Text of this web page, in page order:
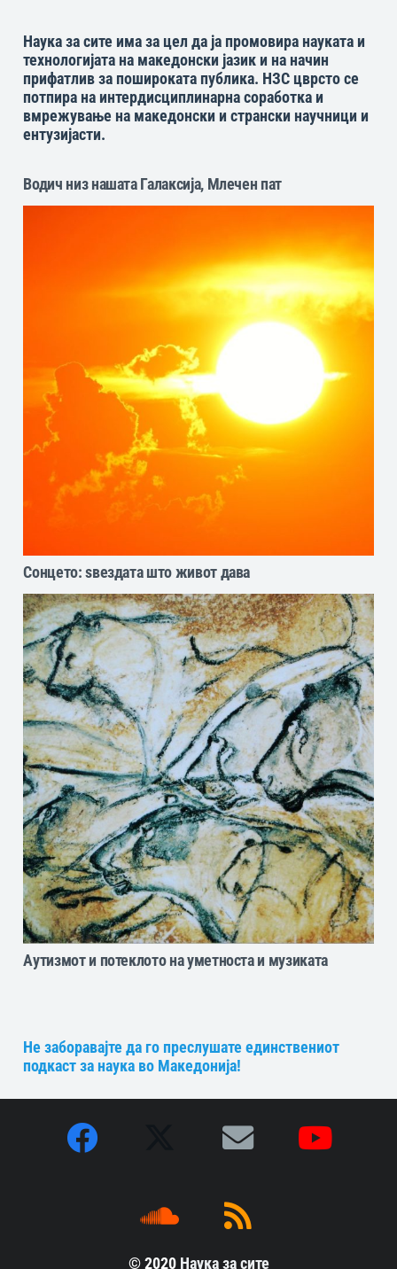
Наука за сите има за цел да ја промовира науката и
технологијата на македонски јазик и на начин
прифатлив за пошироката публика. НЗС цврсто се
потпира на интердисциплинарна соработка и
вмрежување на македонски и странски научници и
ентузијасти.
Водич низ нашата Галаксија, Млечен пат
Сонцето: ѕвездата што живот дава
Аутизмот и потеклото на уметноста и музиката
Не заборавајте да го преслушате единствениот
подкаст за наука во Македонија!
© 2020 Наука за сите